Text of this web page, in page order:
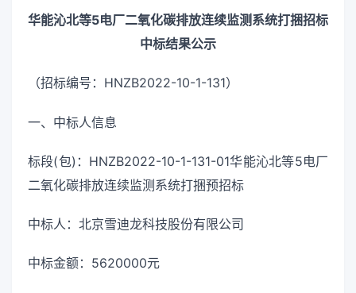
华能沁北等5电厂二氧化碳排放连续监测系统打捆招标
中标结果公示
（招标编号：HNZB2022-10-1-131）
一、中标人信息
标段(包)：HNZB2022-10-1-131-01华能沁北等5电厂
二氧化碳排放连续监测系统打捆预招标
中标人：北京雪迪龙科技股份有限公司
中标金额：5620000元